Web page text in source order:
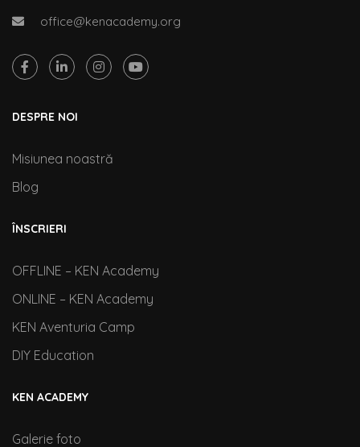
office@kenacademy.org
DESPRE NOI
Misiunea noastră
Blog
ÎNSCRIERI
OFFLINE – KEN Academy
ONLINE – KEN Academy
KEN Aventuria Camp
DIY Education
KEN ACADEMY
Galerie foto